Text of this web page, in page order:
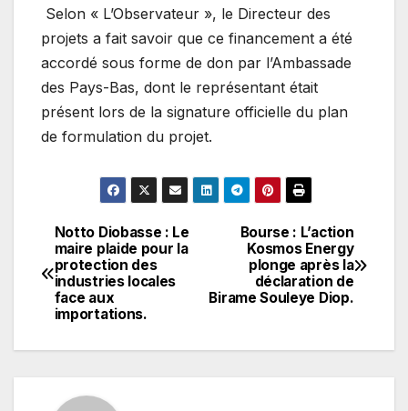
Selon « L’Observateur », le Directeur des
projets a fait savoir que ce financement a été
accordé sous forme de don par l’Ambassade
des Pays-Bas, dont le représentant était
présent lors de la signature officielle du plan
de formulation du projet.
Navigation
de
l’article
Bourse : L’action
Kosmos Energy
plonge après la
déclaration de
Birame Souleye Diop.
Notto Diobasse : Le
maire plaide pour la
protection des
industries locales
face aux
importations.